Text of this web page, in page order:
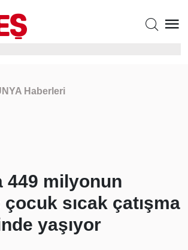
Haberleri
449 milyonun
sıcak çatışma
yaşıyor